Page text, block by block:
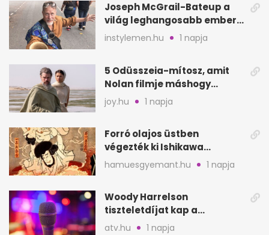
Joseph McGrail-Bateup a
világ leghangosabb embere
lett Ausztráliából
instylemen.hu 1 napja
5 Odüsszeia-mítosz, amit
Nolan filmje máshogy
mutat, mint Homérosz
joy.hu 1 napja
Forró olajos üstben
végezték ki Ishikawa
Goemont, Japán Robin
Hoodját
hamuesgyemant.hu 1 napja
Woody Harrelson
tiszteletdíjat kap a
Szarajevói Filmfesztiválon
atv.hu 1 napja